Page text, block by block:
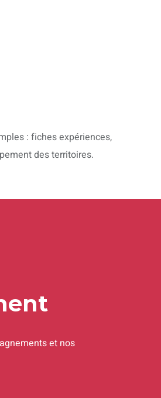
: fiches expériences,
des territoires.
et nos